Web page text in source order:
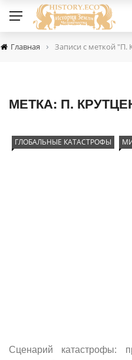
Главная › Записи с меткой "П.
МЕТКА: П.
ГЛОБАЛЬНЫЕ КАТАСТРОФЫ
Сценарий катастрофы: